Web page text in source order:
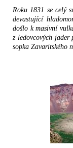
Roku 1831 se celý
devastující
došlo k masivní
z ledovcových jader
sopka Zavaritského